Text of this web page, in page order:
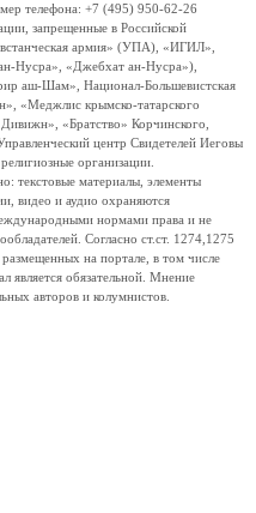
телефона: +7 (495) 950-62-26
запрещенные в Российской
армия» (УПА), «ИГИЛ»,
Нусра», «Джебхат ан-Нусра»),
аш-Шам», Национал-Большевистская
«Меджлис крымско-татарского
«Братство» Корчинского,
центр Свидетелей Иеговы
организации.
текстовые материалы, элементы
видео и аудио охраняются
нормами права и не
Согласно ст.ст. 1274,1275
на портале, в том числе
является обязательной. Мнение
авторов и колумнистов.